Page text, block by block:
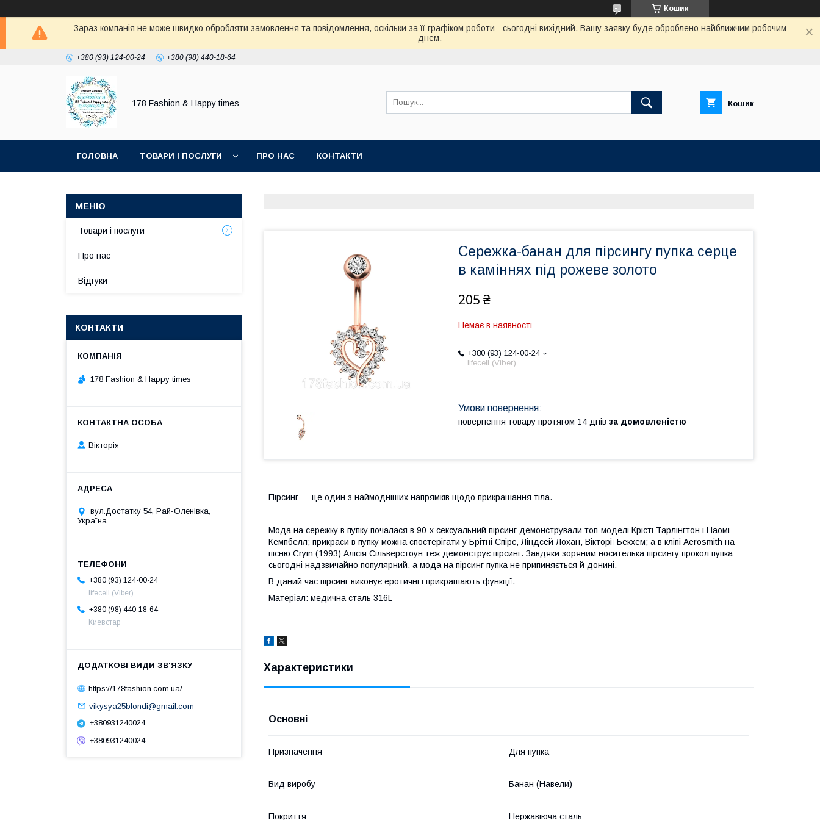
Кошик
Зараз компанія не може швидко обробляти замовлення та повідомлення, оскільки за її графіком роботи - сьогодні вихідний. Вашу заявку буде оброблено найближчим робочим
днем.
+380 (93) 124-00-24 +380 (98) 440-18-64
178 Fashion & Happy times Кошик
ГОЛОВНА ТОВАРИ І ПОСЛУГИ ПРО НАС КОНТАКТИ
Сережка-банан для пірсингу пупка серце
в каміннях під рожеве золото
205 ₴
Немає в наявності
+380 (93) 124-00-24
lifecell (Viber)
повернення товару протягом 14 днів за домовленістю
Пірсинг — це один з наймодніших напрямків щодо прикрашання тіла.
Мода на сережку в пупку почалася в 90-х сексуальний пірсинг демонстрували топ-моделі Крісті Тарлінгтон і Наомі
Кемпбелл; прикраси в пупку можна спостерігати у Брітні Спірс, Ліндсей Лохан, Вікторії Бекхем; а в кліпі Aerosmith на
пісню Cryin (1993) Алісія Сільверстоун теж демонструє пірсинг. Завдяки зоряним носителька пірсингу прокол пупка
сьогодні надзвичайно популярний, а мода на пірсинг пупка не припиняється й донині.
В даний час пірсинг виконує еротичні і прикрашають функції.
Матеріал: медична сталь 316L
Характеристики
Основні
Призначення Для пупка
Вид виробу Банан (Навели)
Покриття Нержавіюча сталь
Товари і послуги
Про нас
Відгуки
КОНТАКТИ
178 Fashion & Happy times
Вікторія
вул.Достатку 54, Рай-Оленівка,
Україна
+380 (93) 124-00-24
lifecell (Viber)
+380 (98) 440-18-64
Киевстар
https://178fashion.com.ua/
vikysya25blondi@gmail.com
+380931240024
+380931240024